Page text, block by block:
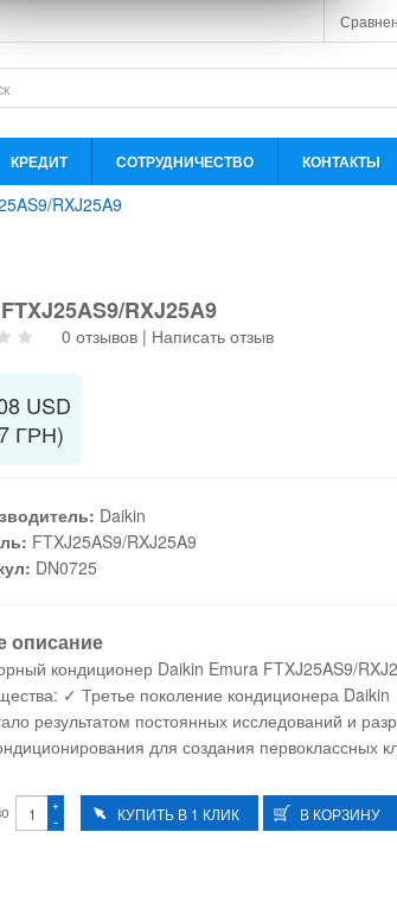
КРЕДИТ СОТРУДНИЧЕСТВО КОНТАКТЫ
RXJ25A9
RXJ25A9
0 отзывов | Написать отзыв
USD
ГРН)
Daikin
FTXJ25AS9/RXJ25A9
DN0725
описание
кондиционер Daikin Emura FTXJ25AS9/
✓ Третье поколение кондиционера Daikin
результатом постоянных исследований и
для создания первоклассных
-
+